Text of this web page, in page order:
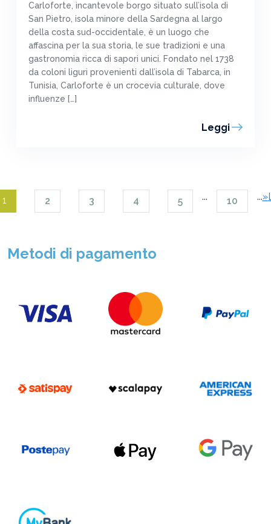
Carloforte, incantevole borgo situato sull’isola di
San Pietro, isola minore della Sardegna al largo
della costa sud-occidentale, è un luogo che
affascina per la sua storia, le sue tradizioni e una
gastronomia ricca di sapori unici. Fondato nel 1738
da coloni liguri provenienti dall’isola di Tabarca, in
Tunisia, Carloforte è un crocevia culturale, dove
influenze […]
Leggi
1 2 3 4 5 ... 10 ...»
Metodi di pagamento